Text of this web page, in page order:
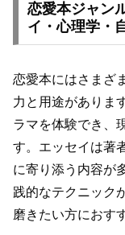
恋愛本ジャン
イ・心理学・
恋愛本にはさまざ
力と用途がありま
ラマを体験でき、
す。エッセイは著
に寄り添う内容が
践的なテクニック
磨きたい方におす